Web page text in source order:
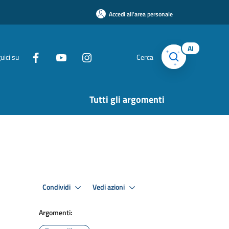
Accedi all'area personale
su Cerca
AI
Tutti gli argomenti
Condividi Vedi azioni
Argomenti: